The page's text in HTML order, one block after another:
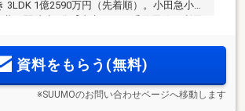
3LDK 1億2590万円（先着順）。小田急小田
。戸建てスタイルで暮らせる全11タイプ
ン。資料をもらう(無料)
※SUUMOのお問い合わせページへ移動します